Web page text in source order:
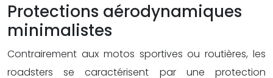
Protections aérodynamiques
minimalistes
Contrairement aux motos sportives ou routières, les
roadsters se caractérisent par une protection